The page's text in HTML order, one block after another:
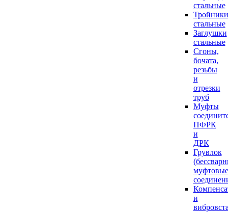
стальные
Тройники
стальные
Заглушки
стальные
Сгоны,
бочата,
резьбы
и
отрезки
труб
Муфты
ПФРК
и
ДРК
Грувлок
муфтовые
и